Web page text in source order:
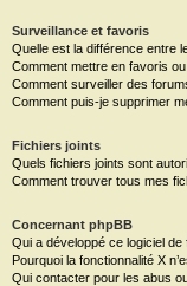
Surveillance et favoris
Quelle est la différence entre
Comment mettre en favoris
Comment surveiller des
Comment puis-je supprimer
Fichiers joints
Quels fichiers joints sont
Comment trouver tous mes
Concernant phpBB
Qui a développé ce logiciel de
Pourquoi la fonctionnalité X
Qui contacter pour les abus